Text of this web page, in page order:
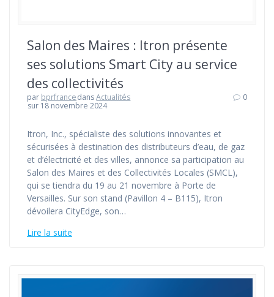
Salon des Maires : Itron présente
ses solutions Smart City au service
des collectivités
par bprfrancedansActualités
sur 18 novembre 2024
0
Itron, Inc., spécialiste des solutions innovantes et
sécurisées à destination des distributeurs d’eau, de gaz
et d’électricité et des villes, annonce sa participation au
Salon des Maires et des Collectivités Locales (SMCL),
qui se tiendra du 19 au 21 novembre à Porte de
Versailles. Sur son stand (Pavillon 4 – B115), Itron
dévoilera CityEdge, son…
Lire la suite